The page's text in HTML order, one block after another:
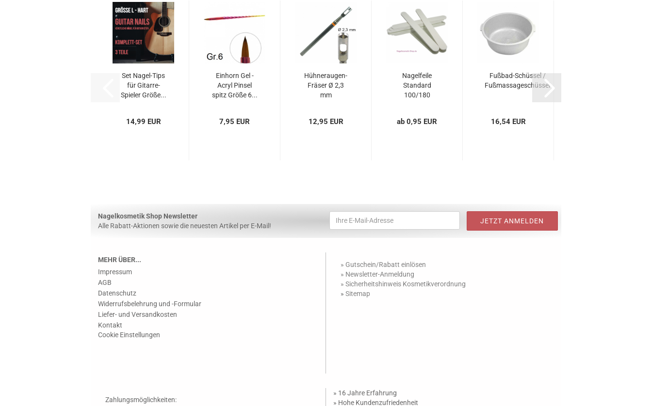
Set Nagel-Tips
für Gitarre-
Spieler Größe...
14,99 EUR
Einhorn Gel -
Acryl Pinsel
spitz Größe 6...
7,95 EUR
Hühneraugen-
Fräser Ø 2,3
mm
12,95 EUR
Nagelfeile
Standard
100/180
ab 0,95 EUR
Fußbad-Schüssel /
Fußmassageschüssel
16,54 EUR
Nagelkosmetik Shop Newsletter
Alle Rabatt-Aktionen sowie die neuesten Artikel per E-Mail!
MEHR ÜBER...
Impressum
AGB
Datenschutz
Widerrufsbelehrung und -Formular
Liefer- und Versandkosten
Kontakt
Cookie Einstellungen
» Gutschein/Rabatt einlösen
» Newsletter-Anmeldung
» Sicherheitshinweis Kosmetikverordnung
» Sitemap
Zahlungsmöglichkeiten:
» 16 Jahre Erfahrung
» Hohe Kundenzufriedenheit